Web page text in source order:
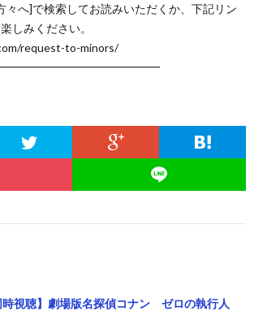
々へ]で検索してお読みいただくか、下記リン
しみください。
request-to-minors/
時視聴】劇場版名探偵コナン ゼロの執行人